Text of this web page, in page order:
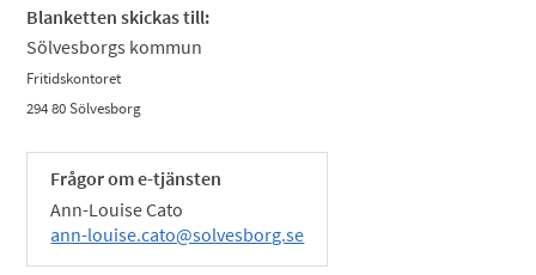
Blanketten skickas till:
Sölvesborgs kommun
Fritidskontoret
294 80 Sölvesborg
Frågor om e-tjänsten
Ann-Louise Cato
ann-louise.cato@solvesborg.se